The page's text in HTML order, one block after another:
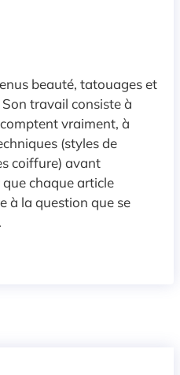
beauté, tatouages et
travail consiste à
vraiment, à
(styles de
coiffure) avant
chaque article
à la question que se